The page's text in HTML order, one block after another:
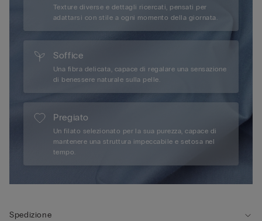
Texture diverse e dettagli ricercati, pensati per
adattarsi con stile a ogni momento della giornata.
Soffice
Una fibra delicata, capace di regalare una sensazione
di benessere naturale sulla pelle.
Pregiato
Un filato selezionato per la sua purezza, capace di
mantenere una struttura impeccabile e setosa nel
tempo.
Spedizione